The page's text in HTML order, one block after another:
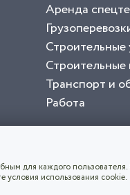
Аренда
Строительные
Транспорт и
Работа
означает согласие с
для каждого пользователя.
условия использования cookie.
СКАЧАТЬ